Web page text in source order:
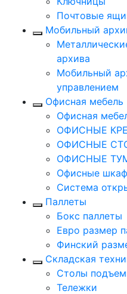
Почтовые
Мобильный
архива
Мобильный
управлением
Офисная мебель
Офисная
ОФИСНЫЕ
ОФИСНЫЕ
ОФИСНЫЕ
Офисные
Система
Паллеты
Бокс паллеты
Евро размер
Финский
Складская
Столы
Тележки